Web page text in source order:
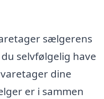
sælgerens
selvfølgelig have
dine
er i sammen